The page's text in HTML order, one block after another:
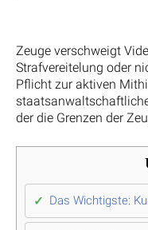
Zeuge verschweigt
Strafvereitelung oder
Pflicht zur aktiven
der die Grenzen der
Das Wichtigste: